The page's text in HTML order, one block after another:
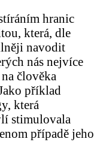
hranic
která, dle
navodit
nás nejvíce
člověka
příklad
která
stimulovala
případě jeho